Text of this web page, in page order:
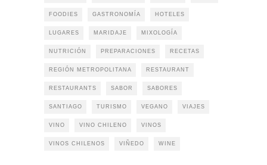
FOODIES GASTRONOMÍA HOTELES
LUGARES MARIDAJE MIXOLOGÍA
NUTRICIÓN PREPARACIONES RECETAS
REGIÓN METROPOLITANA RESTAURANT
RESTAURANTS SABOR SABORES
SANTIAGO TURISMO VEGANO VIAJES
VINO VINO CHILENO VINOS
VINOS CHILENOS VIÑEDO WINE